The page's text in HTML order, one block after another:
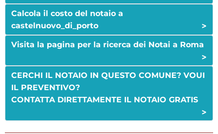
Calcola il costo del notaio a
castelnuovo_di_porto
>
Visita la pagina per la ricerca dei Notai a Roma
>
CERCHI IL NOTAIO IN QUESTO COMUNE? VOUI
IL PREVENTIVO?
CONTATTA DIRETTAMENTE IL NOTAIO GRATIS
>